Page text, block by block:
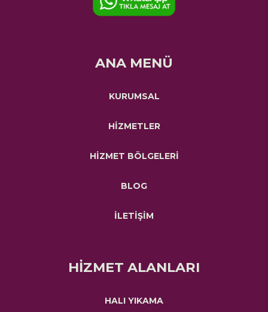
ANA MENÜ
KURUMSAL
HİZMETLER
HİZMET BÖLGELERİ
BLOG
İLETİŞİM
HİZMET ALANLARI
HALI YIKAMA